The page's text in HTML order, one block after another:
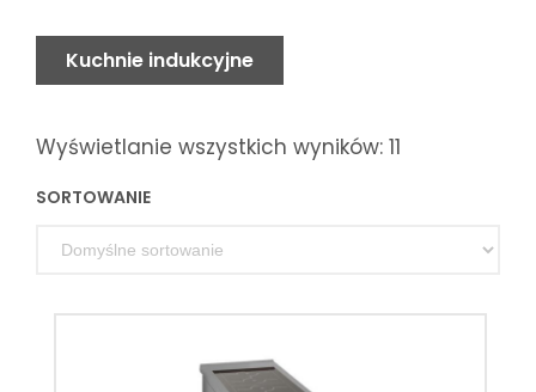
Kuchnie indukcyjne
Wyświetlanie wszystkich wyników: 11
SORTOWANIE